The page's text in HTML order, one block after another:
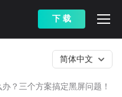
下 载
办？三个方案搞定黑屏问题！
简体中文